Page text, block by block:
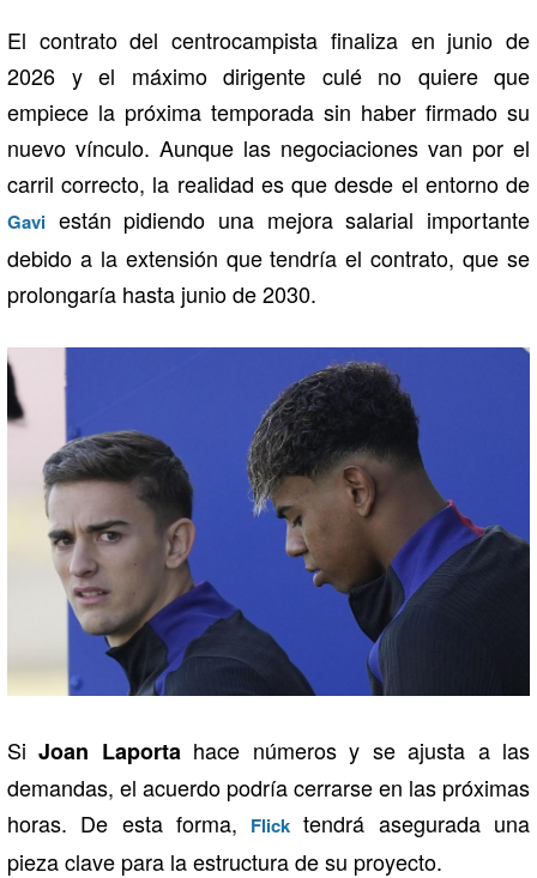
El contrato del centrocampista finaliza en junio de
2026 y el máximo dirigente culé no quiere que
empiece la próxima temporada sin haber firmado su
nuevo vínculo. Aunque las negociaciones van por el
carril correcto, la realidad es que desde el entorno de
Gavi están pidiendo una mejora salarial importante
debido a la extensión que tendría el contrato, que se
prolongaría hasta junio de 2030.
SiJoan Laporta hace números y se ajusta a las
demandas, el acuerdo podría cerrarse en las próximas
horas. De esta forma, Flick tendrá asegurada una
pieza clave para la estructura de su proyecto.